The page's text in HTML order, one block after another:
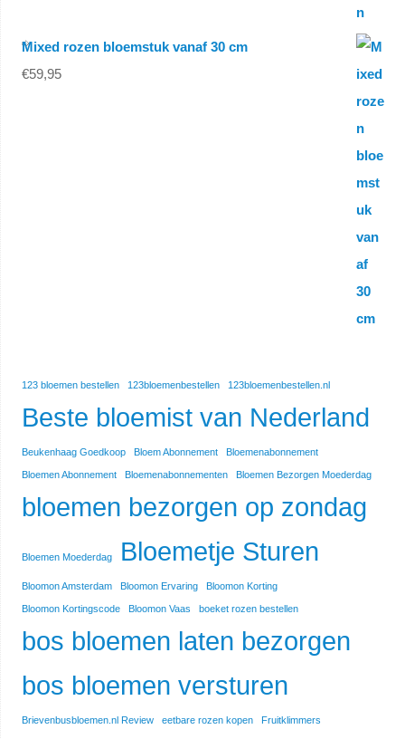
Mixed rozen bloemstuk vanaf 30 cm
€59,95
123 bloemen bestellen 123bloemenbestellen 123bloemenbestellen.nl
Beste bloemist van Nederland
Beukenhaag Goedkoop Bloem Abonnement Bloemenabonnement
Bloemen Abonnement Bloemenabonnementen Bloemen Bezorgen Moederdag
bloemen bezorgen op zondag
Bloemen Moederdag Bloemetje Sturen
Bloomon Amsterdam Bloomon Ervaring Bloomon Korting
Bloomon Kortingscode Bloomon Vaas boeket rozen bestellen
bos bloemen laten bezorgen
bos bloemen versturen
Brievenbusbloemen.nl Review eetbare rozen kopen Fruitklimmers